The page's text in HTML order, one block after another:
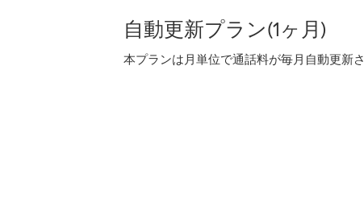
自動更新プラン(1ヶ月)
本プランは月単位で通話料が毎月自動更新